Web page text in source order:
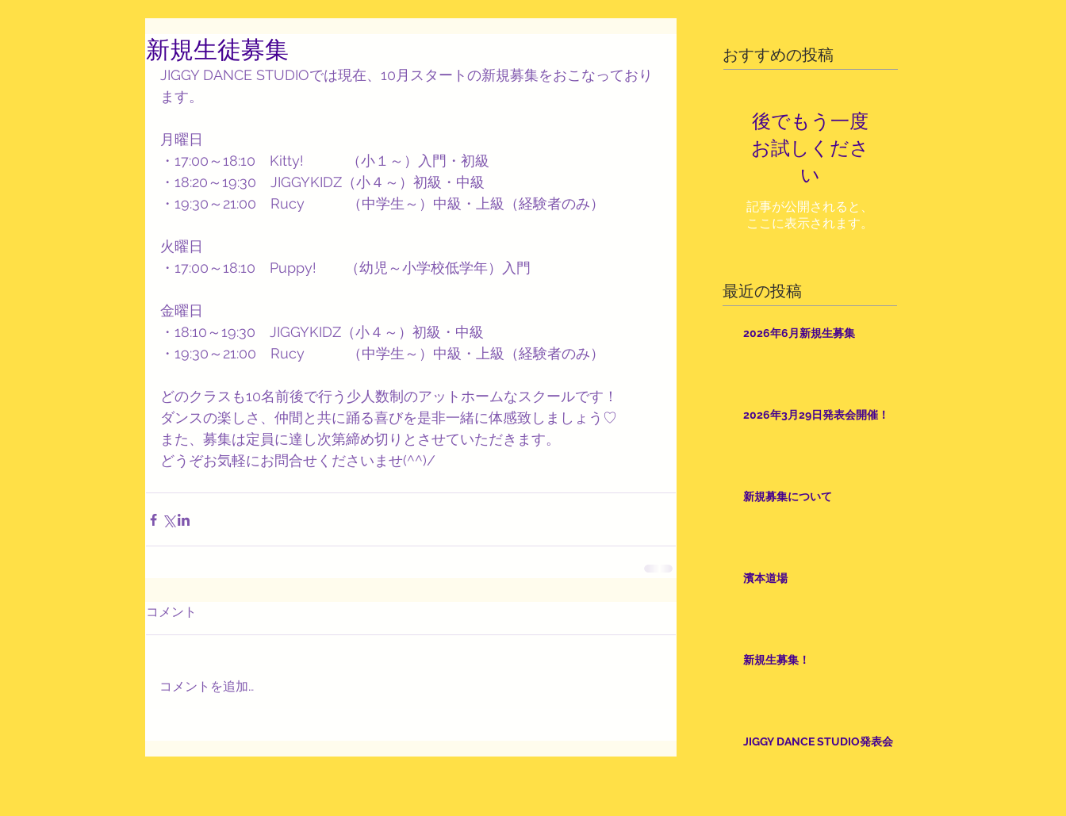
新規生徒募集
JIGGY DANCE STUDIOでは現在、10月スタートの新規募集をおこなっており
ます。
月曜日
・17:00～18:10　Kitty!　　　（小１～）入門・初級
・18:20～19:30　JIGGYKIDZ（小４～）初級・中級
・19:30～21:00　Rucy　　　（中学生～）中級・上級（経験者のみ）
火曜日
・17:00～18:10　Puppy!　　（幼児～小学校低学年）入門
金曜日
・18:10～19:30　JIGGYKIDZ（小４～）初級・中級
・19:30～21:00　Rucy　　　（中学生～）中級・上級（経験者のみ）
どのクラスも10名前後で行う少人数制のアットホームなスクールです！
ダンスの楽しさ、仲間と共に踊る喜びを是非一緒に体感致しましょう♡
また、募集は定員に達し次第締め切りとさせていただきます。
どうぞお気軽にお問合せくださいませ(^^)/
コメント
コメントを追加…
おすすめの投稿
後でもう一度
お試しくださ
い
記事が公開されると、
ここに表示されます。
最近の投稿
2026年6月新規生募集
2026年3月29日発表会開催！
新規募集について
濱本道場
新規生募集！
JIGGY DANCE STUDIO発表会